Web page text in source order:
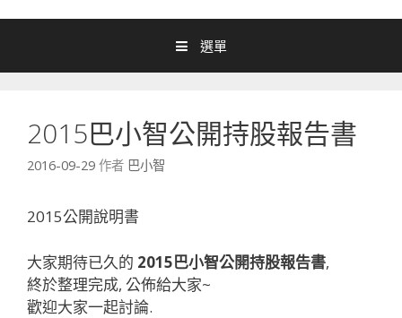
選單
2015巴小智公開持股報告書
2016-09-29 作者 巴小智
2015公開說明書
大家期待已久的 2015巴小智公開持股報告書,
終於整理完成, 公佈給大家~
歡迎大家一起討論.